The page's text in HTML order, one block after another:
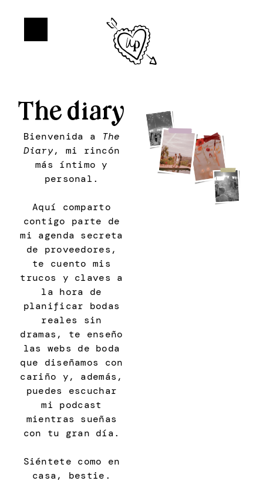
The diary
Bienvenida a
The
Diary, mi rincón
más íntimo y
personal.
Aquí comparto
contigo parte de
mi agenda secreta
de proveedores,
te cuento mis
trucos y claves a
la hora de
planificar bodas
reales sin
dramas, te enseño
las webs de boda
que diseñamos con
cariño y, además,
puedes escuchar
mi podcast
mientras sueñas
con tu gran día.
Siéntete como en
casa, bestie.